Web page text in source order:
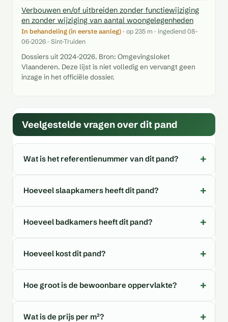
Verbouwen en/of uitbreiden zonder functiewijziging
en zonder wijziging van aantal woongelegenheden
In behandeling (in eerste aanleg) · op 235 m · ingediend 08-
06-2026 · Sint-Truiden
Dossiers uit 2024-2026. Bron: Omgevingsloket
Vlaanderen. Deze lijst is niet volledig en vervangt geen
inzage in het officiële dossier.
Veelgestelde vragen over dit pand
Wat is het referentienummer van dit pand?
Hoeveel slaapkamers heeft dit pand?
Hoeveel badkamers heeft dit pand?
Hoeveel kost dit pand?
Hoe groot is de bewoonbare oppervlakte?
Wat is de prijs per m²?